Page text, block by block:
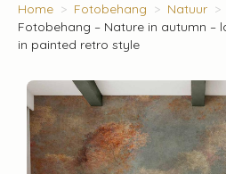
Home Fotobehang Natuur
Fotobehang – Nature in autumn –
in painted retro style